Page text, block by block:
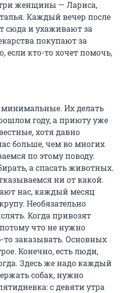
женщины — Лариса,
Каждый вечер после
сюда и ухаживают за
покупают за
если кто-то хочет помочь,
минимальные. Их делать
году, а приюту уже
хотя давно
больше, чем во многих
по этому поводу.
а спасать животных.
ни от какой.
нас, каждый месяц
Необязательно
Когда привозят
что не нужно
то заказывать. Основных
Конечно, есть люди,
Здесь же надо каждый
собак, нужно
с девяти утра